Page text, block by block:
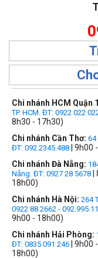
Chi nhánh HCM Quận
TP. HCM. ĐT: 0922 022
8h30 - 17h30)
Chi nhánh Cần Thơ: 64
ĐT: 092.2345.488 | 9h00
Chi nhánh Đà Nẵng:
Nẵng. ĐT: 0927 28 5678
18h00)
Chi nhánh Hà Nội: 264
0922 88 2662 -
9h00 - 18h00)
Chi nhánh Hải Phòng:
ĐT: 0835 091 246 | 9h00
18h00)